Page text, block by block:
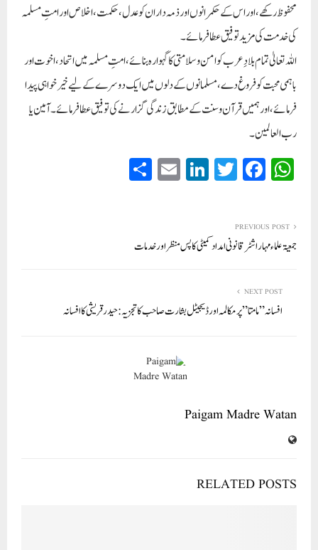
محفوظ رکھے، اور اس کے حکمرانوں اور ذمہ داران کو عدل، حکمت، اخلاص اور امتِ مسلمہ
کی خدمت کی مزید توفیق عطا فرمائے۔
اللہ تعالیٰ تمام بلادِ عرب کو امن و سلامتی کا گہوارہ بنائے، امتِ مسلمہ میں اتحاد، اخوت اور
باہمی محبت کو فروغ دے، مسلمانوں کے دلوں میں ایک دوسرے کے لیے خیر خواہی پیدا
فرمائے، اور ہمیں قرآن و سنت کے مطابق زندگی گزارنے کی توفیق عطا فرمائے۔آمین یا
رب العالمین۔
W
A
pp
Fa
ok
T
r
Li
In
E
PREVIOUS POST
جمعیۃ علماء مہاراشٹر قانونی امداد کمیٹی کا پس منظر اور خدمات
NEXT POST
افسانہ ” مامتا” پر مکالمہ اور ڈیجیٹل بشارت صاحب کا تجزيہ : حیدرقریشی کا افسانہ
Paigam Madre Watan
RELATED POSTS